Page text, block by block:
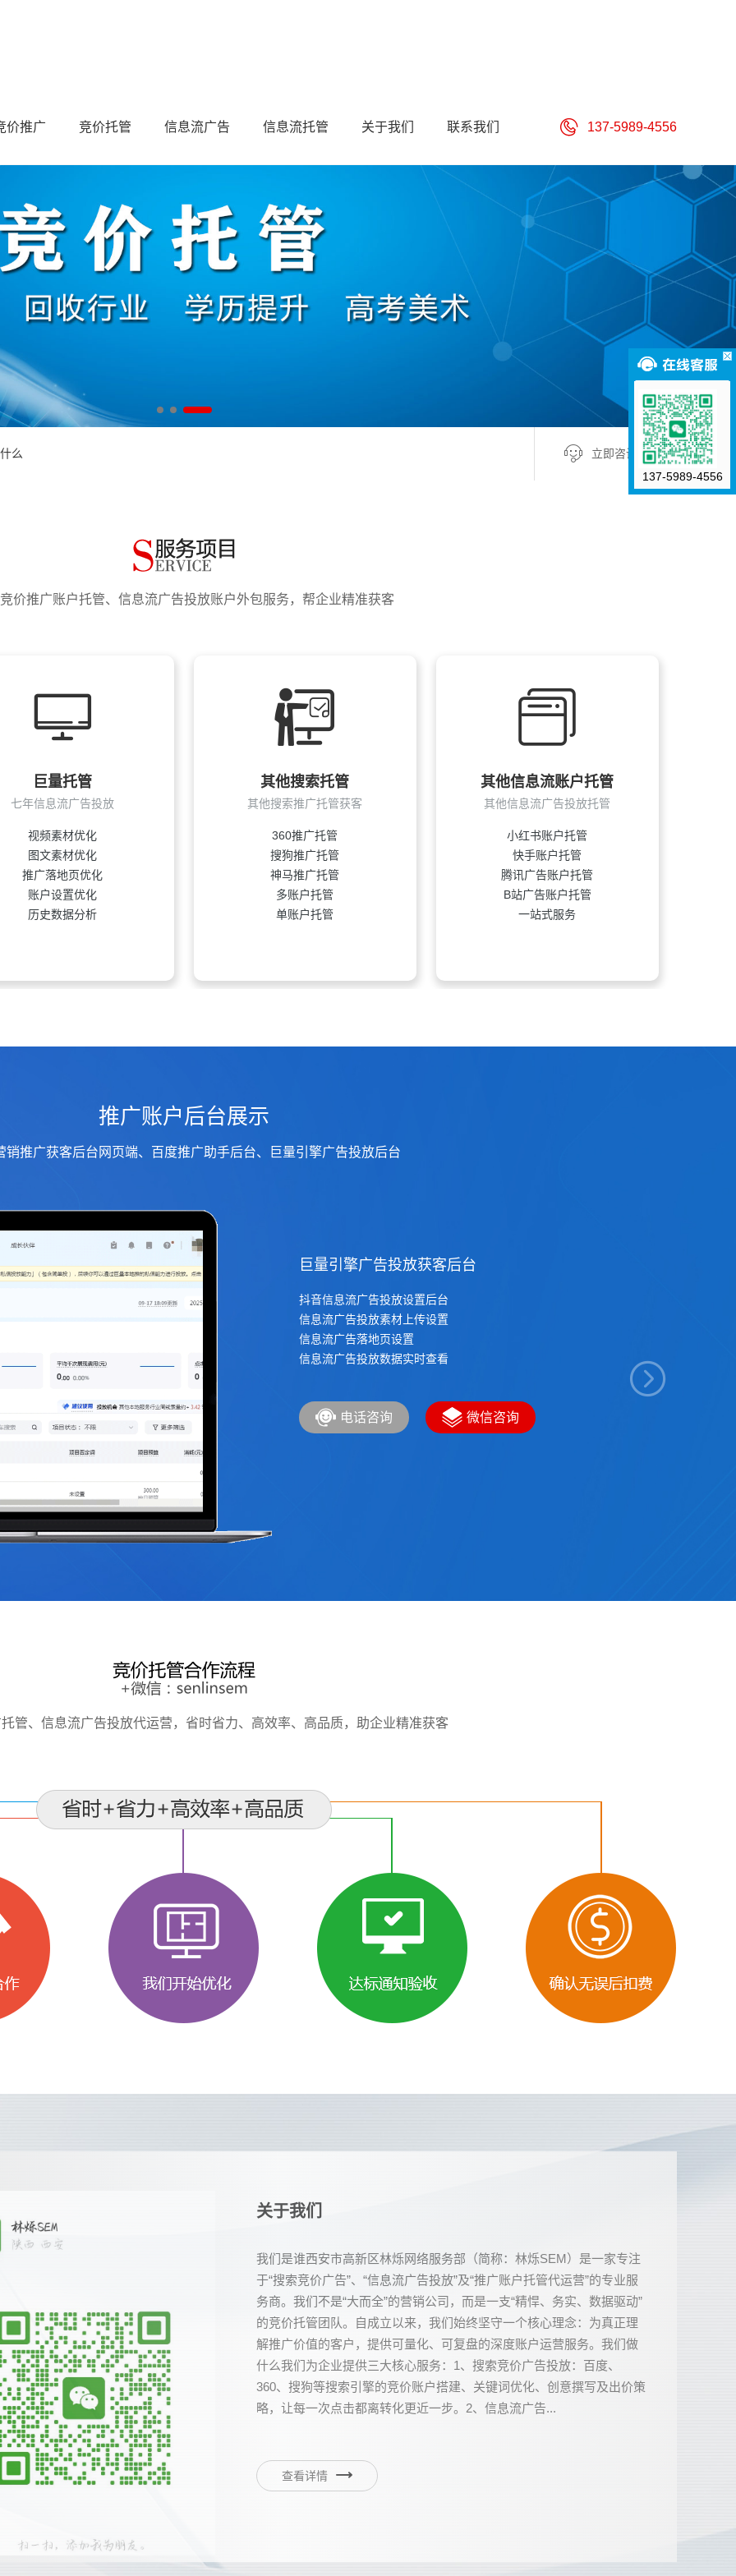
价推广 竞价托管 信息流广告 信息流托管 关于我们 联系我们 137-5989-4556
太轻松了！
么
一个就白干
SEM）的投入产出比？
沙企业的竞价推广托管需求
专员更省钱
立即咨询 +
价推广账户托管、信息流广告投放账户外包服务，帮企业精准获客
巨量托管
七年信息流广告投放
视频素材优化
图文素材优化
推广落地页优化
账户设置优化
历史数据分析
其他搜索托管
其他搜索推广托管获客
360推广托管
搜狗推广托管
神马推广托管
多账户托管
单账户托管
其他信息流账户托管
其他信息流广告投放托管
小红书账户托管
快手账户托管
腾讯广告账户托管
B站广告账户托管
一站式服务
推广账户后台展示
销推广获客后台网页端、百度推广助手后台、巨量引擎广告投放后台
巨量引擎广告投放获客后台
抖音信息流广告投放设置后台
信息流广告投放素材上传设置
信息流广告落地页设置
信息流广告投放数据实时查看
电话咨询 微信咨询
管、信息流广告投放代运营，省时省力、高效率、高品质，助企业精准获客
关于我们
我们是谁西安市高新区林烁网络服务部（简称：林烁SEM）是一家专注
于“搜索竞价广告”、“信息流广告投放”及“推广账户托管代运营”的专业服
务商。我们不是“大而全”的营销公司，而是一支“精悍、务实、数据驱动”
的竞价托管团队。自成立以来，我们始终坚守一个核心理念：为真正理
解推广价值的客户，提供可量化、可复盘的深度账户运营服务。我们做
什么我们为企业提供三大核心服务：1、搜索竞价广告投放：百度、
360、搜狗等搜索引擎的竞价账户搭建、关键词优化、创意撰写及出价策
略，让每一次点击都离转化更近一步。2、信息流广告...
查看详情
137-5989-4556